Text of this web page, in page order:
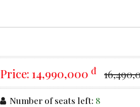
Price: 14,990,000 đ
Number of seats left: 8